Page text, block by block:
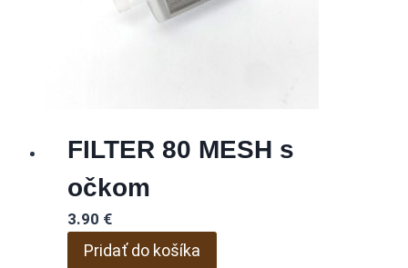
FILTER 80 MESH s
očkom
3.90 €
Pridať do košíka